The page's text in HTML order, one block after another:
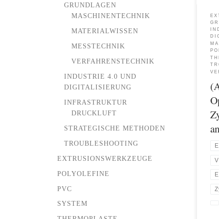
der
GRUNDLAGEN
MASCHINENTECHNIK
MATERIALWISSEN
MESSTECHNIK
VERFAHRENSTECHNIK
INDUSTRIE 4.0 UND
DIGITALISIERUNG
INFRASTRUKTUR
DRUCKLUFT
STRATEGISCHE METHODEN
TROUBLESHOOTING
EXTRUSIONSWERKZEUGE
POLYOLEFINE
PVC
SYSTEM